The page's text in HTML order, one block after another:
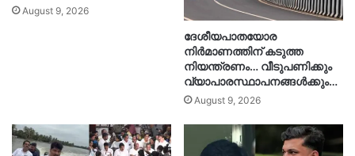
August 9, 2026
ദേശീയപാതയോര
നിർമാണത്തിന് കടുത്ത
നിയന്ത്രണം… വീടുപണിക്കും
വ്യാപാരസ്ഥാപനങ്ങൾക്കും…
August 9, 2026